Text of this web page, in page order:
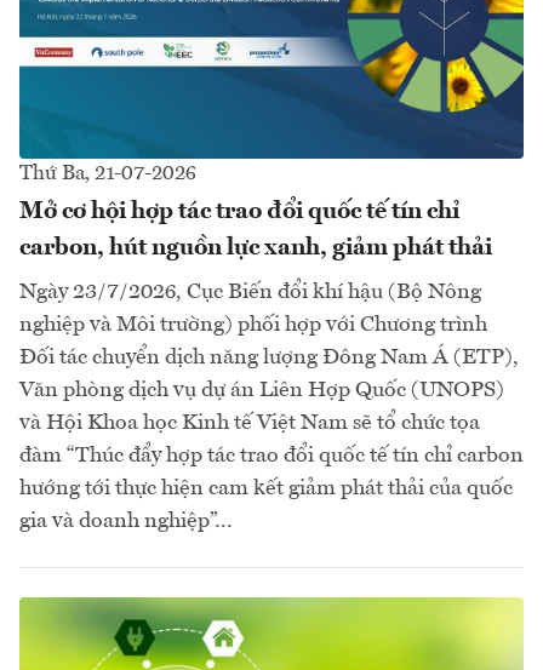
Thứ Ba, 21-07-2026
Mở cơ hội hợp tác trao đổi quốc tế tín chỉ
carbon, hút nguồn lực xanh, giảm phát thải
Ngày 23/7/2026, Cục Biến đổi khí hậu (Bộ Nông
nghiệp và Môi trường) phối hợp với Chương trình
Đối tác chuyển dịch năng lượng Đông Nam Á (ETP),
Văn phòng dịch vụ dự án Liên Hợp Quốc (UNOPS)
và Hội Khoa học Kinh tế Việt Nam sẽ tổ chức tọa
đàm “Thúc đẩy hợp tác trao đổi quốc tế tín chỉ carbon
hướng tới thực hiện cam kết giảm phát thải của quốc
gia và doanh nghiệp”...